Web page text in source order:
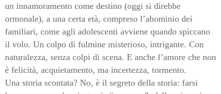
un innamoramento come destino (oggi si direbbe
ormonale), a una certa età, compreso l’abominio dei
familiari, come agli adolescenti avviene quando spiccano
il volo. Un colpo di fulmine misterioso, intrigante. Con
naturalezza, senza colpi di scena. E anche l’amore che non
è felicità, acquietamento, ma incertezza, tormento.
Una storia scontata? No, è il segreto della storia: farsi